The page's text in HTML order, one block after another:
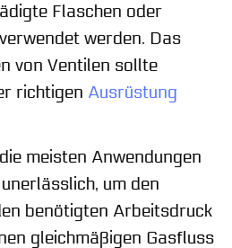
Flaschen oder
werden. Das
von Ventilen sollte
richtigen Ausrüstung
meisten Anwendungen
um den
benötigten Arbeitsdruck
gleichmäßigen Gasfluss